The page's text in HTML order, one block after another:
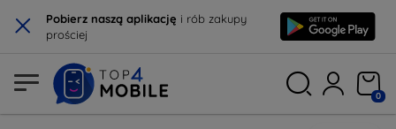
× Pobierz naszą aplikację i rób zakupy
prościej
0